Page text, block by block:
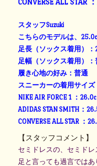
スタッフSuzuki
こちらのモデルは、
足長（ソックス着用）：
足幅（ソックス着用）：
履き心地の好み：普通
スニーカーの着用サイズ
NIKE AIR FORCE 1 ：
ADIDAS STAN SMITH：
CONVERSE ALL STAR ：
【スタッフコメント】
セミドレスの、セミド
足 と言っても過言ではあ